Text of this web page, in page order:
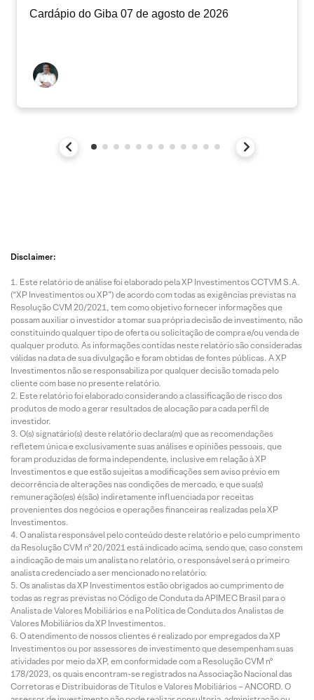
Cardápio do Giba 07 de agosto de 2026
Disclaimer:
Este relatório de análise foi elaborado pela XP Investimentos CCTVM S.A.
(“XP Investimentos ou XP”) de acordo com todas as exigências previstas na
Resolução CVM 20/2021, tem como objetivo fornecer informações que
possam auxiliar o investidor a tomar sua própria decisão de investimento, não
constituindo qualquer tipo de oferta ou solicitação de compra e/ou venda de
qualquer produto. As informações contidas neste relatório são consideradas
válidas na data de sua divulgação e foram obtidas de fontes públicas. A XP
Investimentos não se responsabiliza por qualquer decisão tomada pelo
cliente com base no presente relatório.
Este relatório foi elaborado considerando a classificação de risco dos
produtos de modo a gerar resultados de alocação para cada perfil de
investidor.
O(s) signatário(s) deste relatório declara(m) que as recomendações
refletem única e exclusivamente suas análises e opiniões pessoais, que
foram produzidas de forma independente, inclusive em relação à XP
Investimentos e que estão sujeitas a modificações sem aviso prévio em
decorrência de alterações nas condições de mercado, e que sua(s)
remuneração(es) é(são) indiretamente influenciada por receitas
provenientes dos negócios e operações financeiras realizadas pela XP
Investimentos.
O analista responsável pelo conteúdo deste relatório e pelo cumprimento
da Resolução CVM nº 20/2021 está indicado acima, sendo que, caso constem
a indicação de mais um analista no relatório, o responsável será o primeiro
analista credenciado a ser mencionado no relatório.
Os analistas da XP Investimentos estão obrigados ao cumprimento de
todas as regras previstas no Código de Conduta da APIMEC Brasil para o
Analista de Valores Mobiliários e na Política de Conduta dos Analistas de
Valores Mobiliários da XP Investimentos.
O atendimento de nossos clientes é realizado por empregados da XP
Investimentos ou por assessores de investimento que desempenham suas
atividades por meio da XP, em conformidade com a Resolução CVM nº
178/2023, os quais encontram-se registrados na Associação Nacional das
Corretoras e Distribuidoras de Títulos e Valores Mobiliários – ANCORD. O